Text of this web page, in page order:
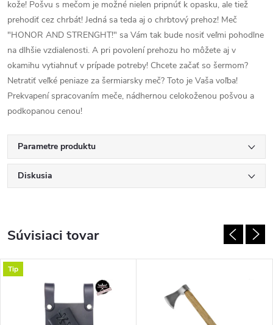
kože! Pošvu s mečom je možné nielen pripnúť k opasku, ale tiež
prehodiť cez chrbát! Jedná sa teda aj o chrbtový prehoz! Meč
"HONOR AND STRENGHT!" sa Vám tak bude nosiť veľmi pohodlne
na dlhšie vzdialenosti. A pri povolení prehozu ho môžete aj v
okamihu vytiahnuť v prípade potreby! Chcete začať so šermom?
Netratiť veľké peniaze za šermiarsky meč? Toto je Vaša voľba!
Prekvapení spracovaním meče, nádhernou celokoženou pošvou a
podkopanou cenou!
Parametre produktu
Diskusia
Súvisiaci tovar
Tip